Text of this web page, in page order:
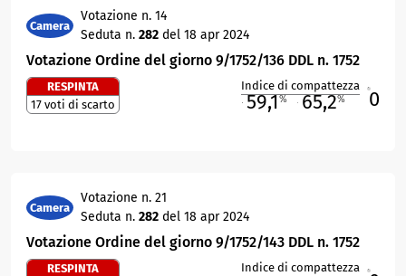
Camera
Votazione n. 14
Seduta n. 282 del 18 apr 2024
Votazione Ordine del giorno 9/1752/136 DDL n. 1752
RESPINTA
17 voti di scarto
Indice di compattezza
59,1% 65,2% 0
Camera
Votazione n. 21
Seduta n. 282 del 18 apr 2024
Votazione Ordine del giorno 9/1752/143 DDL n. 1752
RESPINTA
Indice di compattezza